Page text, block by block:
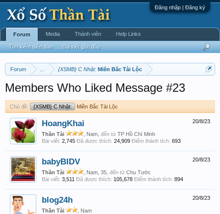
Đăng nhập | Đăng ký
Forum {XSMB} C Nhật: Miền Bắc Tài Lộc
Members Who Liked Message #23
Chủ đề: {XSMB} C Nhật: Miền Bắc Tài Lộc
20/8/23
HoangKhai
Thần Tài , Nam, đến từ TP Hồ Chí Minh
Bài viết: 2,745 Đã được thích: 24,909 Điểm thành tích: 693
20/8/23
babyBIDV
Thần Tài , Nam, 35, đến từ Chu Tước
Bài viết: 3,511 Đã được thích: 105,678 Điểm thành tích: 894
20/8/23
blog24h
Thần Tài
, Nam
Forum
Tìm kiếm diễn đàn Bài viết gần đây
Media Thành viên Help Links